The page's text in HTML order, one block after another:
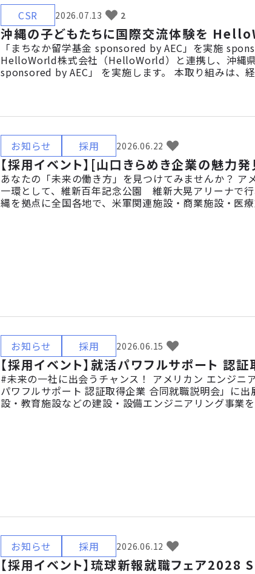
CSR 2026.07.13 2
沖縄の子どもたちに国際交流体験を
「まちなか留学基金 sponsored by AEC」を実施
HelloWorld株式会社（HelloWorld）と連携し、沖縄
sponsored by AEC」 を実施します。 本取り組みは、
お知らせ 採用 2026.06.22
【採用イベント】[山口きらめき企業の魅
あなたの「未来の働き方」を見つけてみませんか？
一環として、維新百年記念公園 維新大晃アリーナで
縄を拠点に全国各地で、米軍関連施設・商業施設・医
お知らせ 採用 2026.06.15
【採用イベント】就活パワフルサポート
#未来の一社に出会うチャンス！ アメリカン エンジニ
パワフルサポート 認証取得企業 合同就職説明会」に
設・教育施設などの建設・設備エンジニアリング事業
お知らせ 採用 2026.06.12
【採用イベント】琉球新報就職フェア